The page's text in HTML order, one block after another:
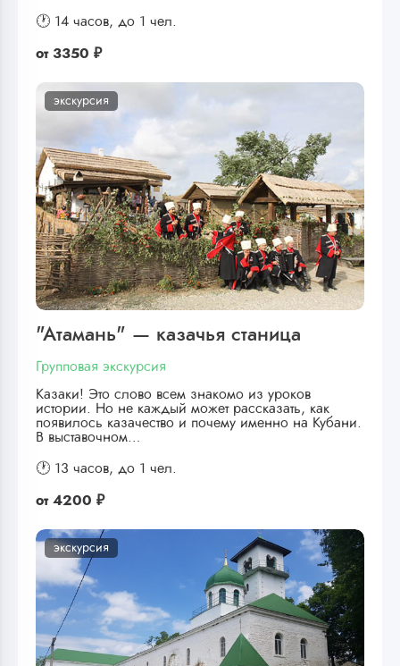
🕐 14 часов, до 1 чел.
от 3350 ₽
экскурсия
"Атамань" — казачья станица
Групповая экскурсия
Казаки! Это слово всем знакомо из уроков
истории. Но не каждый может рассказать, как
появилось казачество и почему именно на Кубани.
В выставочном…
🕐 13 часов, до 1 чел.
от 4200 ₽
экскурсия